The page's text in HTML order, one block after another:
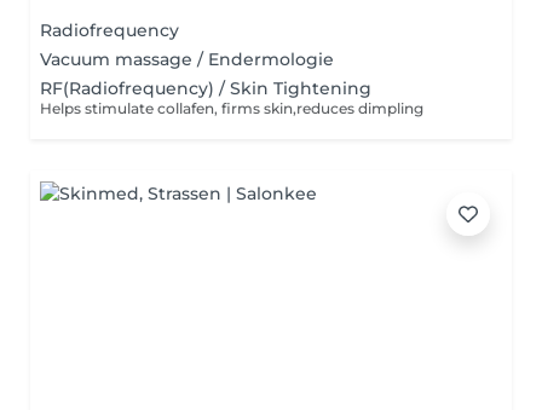
Radiofrequency
Vacuum massage / Endermologie
RF(Radiofrequency) / Skin Tightening
Helps stimulate collafen, firms skin,reduces dimpling